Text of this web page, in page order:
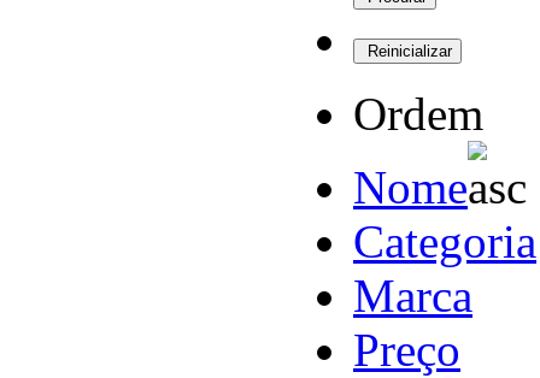
Ordem
Nome
Categoria
Marca
Preço